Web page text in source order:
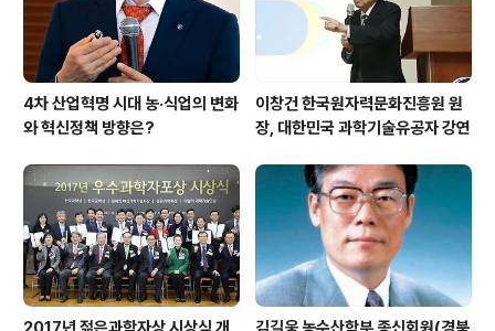
4차 산업혁명 시대 농·식업의 변화
와 혁신정책 방향은?
이창건 한국원자력문화진흥원 원
장, 대한민국 과학기술유공자 강연